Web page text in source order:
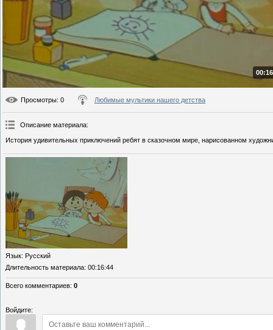
Просмотры: 0 Любимые мультики нашего детства
Описание материала:
История удивительных приключений ребят в сказочном мире, нарисованном
Язык: Русский
Длительность материала: 00:16:44
Всего комментариев: 0
Войдите: